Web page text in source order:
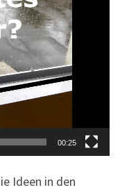
00:25
Ideen in den